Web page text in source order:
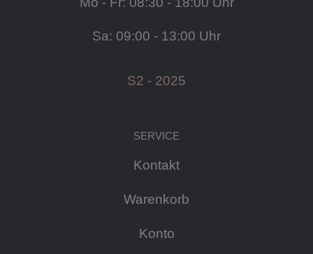
Sa: 09:00 - 13:00 Uhr
S2 - 2025
SERVICE
Kontakt
Warenkorb
Konto